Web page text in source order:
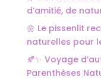
d’amitié, de
🌼 Le pissenlit
naturelles pour
🍂✨ Voyage
Parenthèses